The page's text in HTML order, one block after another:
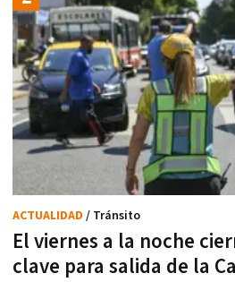
El viernes a la noche
clave para salida de la
ACTUALIDAD / Tránsito